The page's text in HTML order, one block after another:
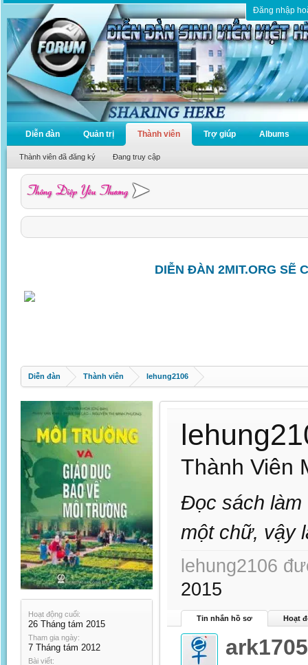
Đăng nhập
Diễn đàn Quản trị Thành viên
Thành viên đã đăng ký Đang truy cập
Trợ giúp Albums
DIỄN ĐÀN 2MIT.ORG SẼ
Diễn đàn Thành viên lehung2106
Hoạt động cuối:
26 Tháng tám 2015
Tham gia ngày:
7 Tháng tám 2012
Bài viết:
Thành Viên
Đọc sách làm
một chữ, vậy
lehung2106
2015
Tin nhắn hồ sơ Hoạt
ark1705